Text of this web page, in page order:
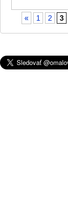
« 1 2 3